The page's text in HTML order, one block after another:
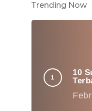
Trending Now
10